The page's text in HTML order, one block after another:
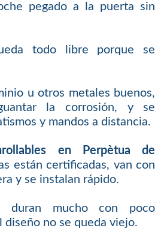
pegado a la puerta sin
todo libre porque se
u otros metales buenos,
la corrosión, y se
y mandos a distancia.
en Perpètua de
están certificadas, van con
y se instalan rápido.
duran mucho con poco
no se queda viejo.